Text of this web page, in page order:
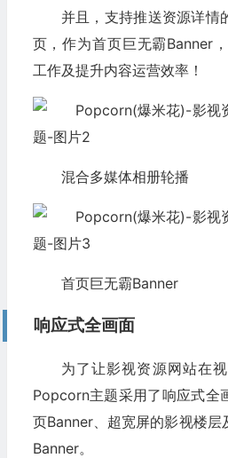
并且，支持推送资源详情
页，作为首页巨无霸Banner
工作及提升内容运营效率！
混合多媒体相册轮播
首页巨无霸Banner
响应式全画面
为了让影视资源网站在
Popcorn主题采用了响应式全
页Banner、超宽屏的影视楼层
Banner。